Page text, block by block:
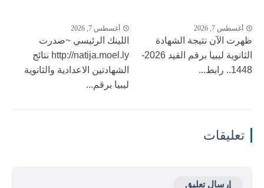
أغسطس 7, 2026
ظهرت الآن نتيجة الشهادة
الثانوية ليبيا برقم القيد 2026-
1448.. رابط...
أغسطس 7, 2026
اللينك الرئيسي ~صدرت
http://natija.moel.ly نتائج
الشهادتين الاعدادية والثانوية
ليبيا برقم...
تعليقات
إرسال تعليق